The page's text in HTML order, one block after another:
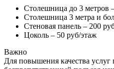
Столешница до 3 метров
Столешница 3 метра и
Стеновая панель – 200
Цоколь – 50 руб/этаж
Важно
Для повышения качества услуг